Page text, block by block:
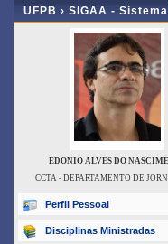
UFPB › SIGAA -
EDONIO ALVES DO
CCTA - DEPARTAMENTO DE
Perfil Pessoal
Disciplinas Ministradas